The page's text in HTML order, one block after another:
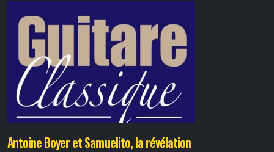
Antoine Boyer et Samuelito, la révélation